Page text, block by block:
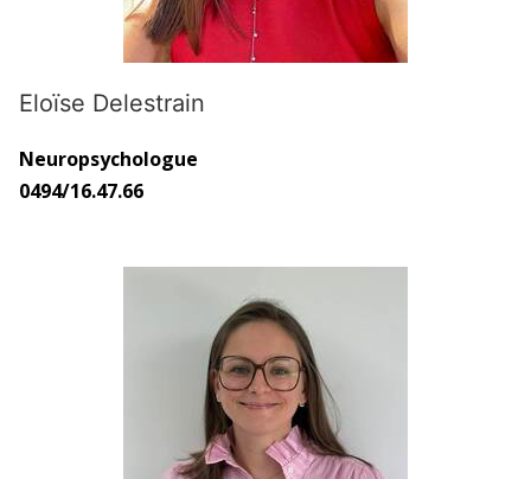
Eloïse Delestrain
Neuropsychologue
0494/16.47.66